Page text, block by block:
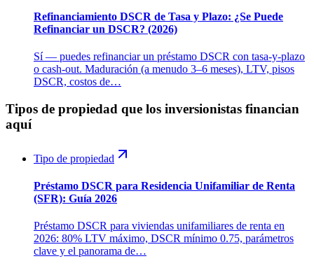
Refinanciamiento DSCR de Tasa y Plazo: ¿Se Puede
Refinanciar un DSCR? (2026)
Sí — puedes refinanciar un préstamo DSCR con tasa-y-plazo
o cash-out. Maduración (a menudo 3–6 meses), LTV, pisos
DSCR, costos de…
Tipos de propiedad que los inversionistas financian
aquí
Tipo de propiedad
Préstamo DSCR para Residencia Unifamiliar de Renta
(SFR): Guía 2026
Préstamo DSCR para viviendas unifamiliares de renta en
2026: 80% LTV máximo, DSCR mínimo 0.75, parámetros
clave y el panorama de…